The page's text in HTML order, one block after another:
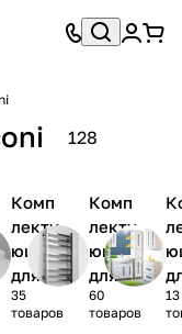
128
Комп
лекту
ющие
для
душев
ых
35
товаров
Комп
лекту
ющие
для
полот
енцес
60
товаров
и
13